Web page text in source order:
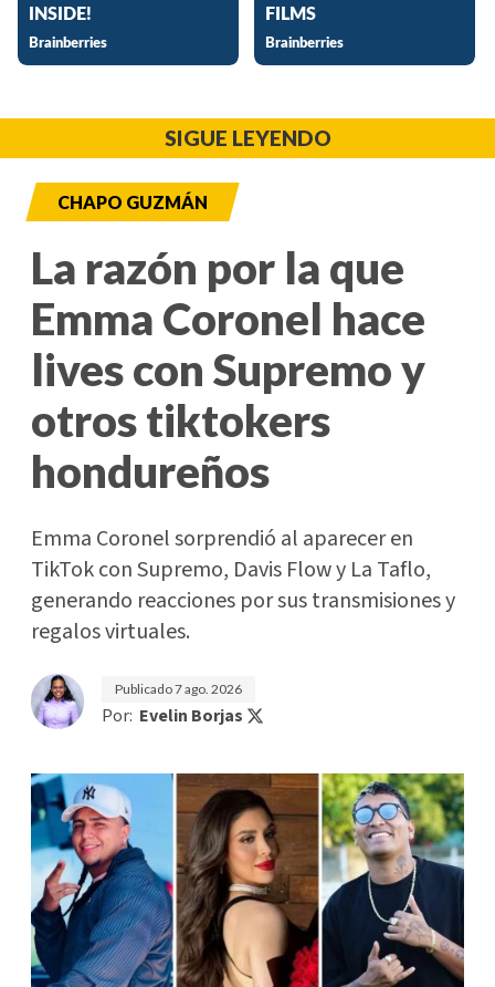
SIGUE LEYENDO
CHAPO GUZMÁN
La razón por la que
Emma Coronel hace
lives con Supremo y
otros tiktokers
hondureños
Emma Coronel sorprendió al aparecer en
TikTok con Supremo, Davis Flow y La Taflo,
generando reacciones por sus transmisiones y
regalos virtuales.
Publicado7 ago. 2026
Por: Evelin Borjas